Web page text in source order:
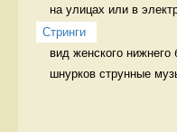
на улицах или в
Стринги
вид женского нижнего
шнурков струнные